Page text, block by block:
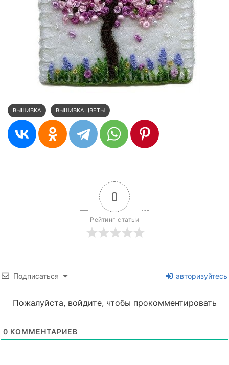
ВЫШИВКА ВЫШИВКА ЦВЕТЫ
0
Рейтинг статьи
Подписаться авторизуйтесь
Пожалуйста, войдите, чтобы прокомментировать
0 КОММЕНТАРИЕВ